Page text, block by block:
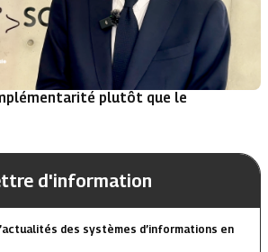
plutôt que le
d'information
des systèmes d’informations en